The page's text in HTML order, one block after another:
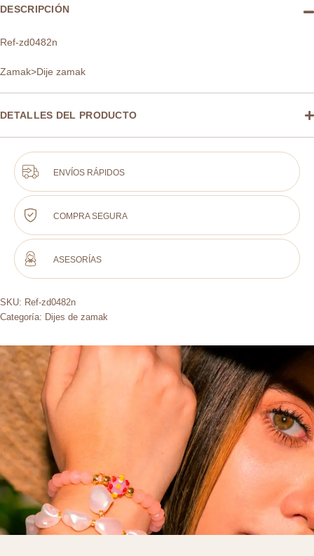
DESCRIPCIÓN
Ref-zd0482n
Zamak>Dije zamak
DETALLES DEL PRODUCTO
ENVÍOS RÁPIDOS
COMPRA SEGURA
ASESORÍAS
SKU: Ref-zd0482n
Categoría: Dijes de zamak